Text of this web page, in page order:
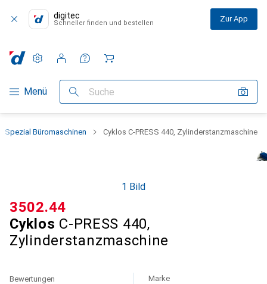
digitec
Schneller finden und bestellen Zur App
Navigation nach Kategorien
Menü Suche
Einstellungen
Kundenkonto
Vergleichslisten
Merklisten
Warenkorb
Spezial Büromaschinen Cyklos C-PRESS 440, Zylinderstanzmaschine
1 Bild
Cyklos C-PRESS 440,
Zylinderstanzmaschine
CHF
3502.44
Bewertungen Marke